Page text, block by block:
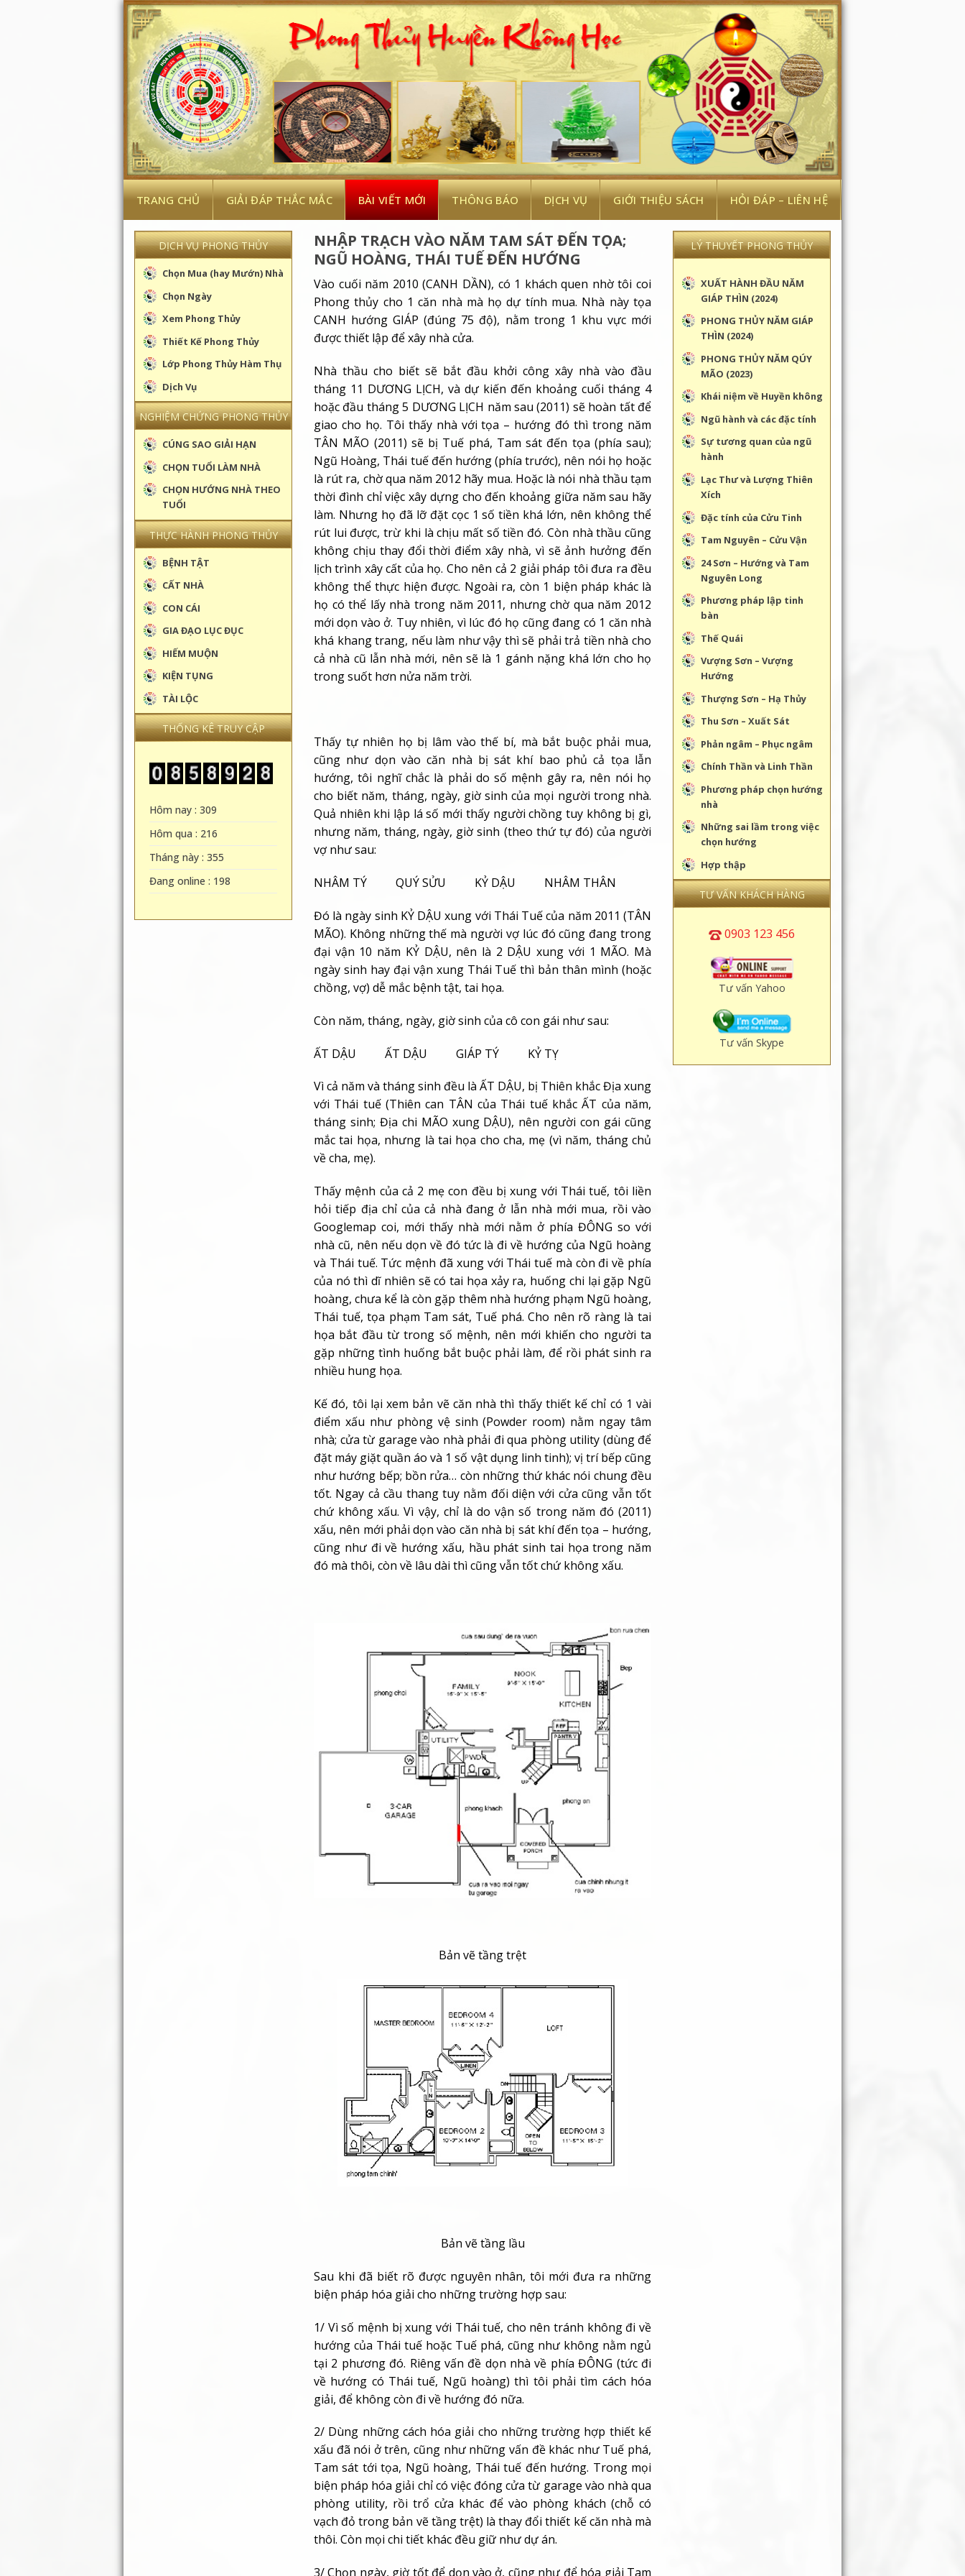
Skip
to
content
TRANG CHỦ GIẢI ĐÁP THẮC MẮC BÀI VIẾT MỚI THÔNG BÁO DỊCH VỤ GIỚI THIỆU SÁCH HỎI ĐÁP – LIÊN HỆ
DỊCH VỤ PHONG THỦY
Chọn Mua (hay Mướn) Nhà
Chọn Ngày
Xem Phong Thủy
Thiết Kế Phong Thủy
Lớp Phong Thủy Hàm Thụ
Dịch Vụ
NGHIỆM CHỨNG PHONG THỦY
CÚNG SAO GIẢI HẠN
CHỌN TUỔI LÀM NHÀ
CHỌN HƯỚNG NHÀ THEO
TUỔI
THỰC HÀNH PHONG THỦY
BỆNH TẬT
CẤT NHÀ
CON CÁI
GIA ĐẠO LỤC ĐỤC
HIẾM MUỘN
KIỆN TỤNG
TÀI LỘC
THỐNG KÊ TRUY CẬP
Hôm nay : 309
Hôm qua : 216
Tháng này : 355
Đang online : 198
NHẬP TRẠCH VÀO NĂM TAM SÁT ĐẾN TỌA;
NGŨ HOÀNG, THÁI TUẾ ĐẾN HƯỚNG
Vào cuối năm 2010 (CANH DẦN), có 1 khách quen nhờ tôi coi
Phong thủy cho 1 căn nhà mà họ dự tính mua. Nhà này tọa
CANH hướng GIÁP (đúng 75 độ), nằm trong 1 khu vực mới
được thiết lập để xây nhà cửa.
Nhà thầu cho biết sẽ bắt đầu khởi công xây nhà vào đầu
tháng 11 DƯƠNG LỊCH, và dự kiến đến khoảng cuối tháng 4
hoặc đầu tháng 5 DƯƠNG LỊCH năm sau (2011) sẽ hoàn tất để
giao cho họ. Tôi thấy nhà với tọa – hướng đó thì trong năm
TÂN MÃO (2011) sẽ bị Tuế phá, Tam sát đến tọa (phía sau);
Ngũ Hoàng, Thái tuế đến hướng (phía trước), nên nói họ hoặc
là rút ra, chờ qua năm 2012 hãy mua. Hoặc là nói nhà thầu tạm
thời đình chỉ việc xây dựng cho đến khoảng giữa năm sau hãy
làm. Nhưng họ đã lỡ đặt cọc 1 số tiền khá lớn, nên không thể
rút lui được, trừ khi là chịu mất số tiền đó. Còn nhà thầu cũng
không chịu thay đổi thời điểm xây nhà, vì sẽ ảnh hưởng đến
lịch trình xây cất của họ. Cho nên cả 2 giải pháp tôi đưa ra đều
không thể thực hiện được. Ngoài ra, còn 1 biện pháp khác là
họ có thể lấy nhà trong năm 2011, nhưng chờ qua năm 2012
mới dọn vào ở. Tuy nhiên, vì lúc đó họ cũng đang có 1 căn nhà
khá khang trang, nếu làm như vậy thì sẽ phải trả tiền nhà cho
cả nhà cũ lẫn nhà mới, nên sẽ là 1 gánh nặng khá lớn cho họ
trong suốt hơn nửa năm trời.
Thấy tự nhiên họ bị lâm vào thế bí, mà bắt buộc phải mua,
cũng như dọn vào căn nhà bị sát khí bao phủ cả tọa lẫn
hướng, tôi nghĩ chắc là phải do số mệnh gây ra, nên nói họ
cho biết năm, tháng, ngày, giờ sinh của mọi người trong nhà.
Quả nhiên khi lập lá số mới thấy người chồng tuy không bị gì,
nhưng năm, tháng, ngày, giờ sinh (theo thứ tự đó) của người
vợ như sau:
NHÂM TÝ QUÝ SỬU KỶ DẬU NHÂM THÂN
Đó là ngày sinh KỶ DẬU xung với Thái Tuế của năm 2011 (TÂN
MÃO). Không những thế mà người vợ lúc đó cũng đang trong
đại vận 10 năm KỶ DẬU, nên là 2 DẬU xung với 1 MÃO. Mà
ngày sinh hay đại vận xung Thái Tuế thì bản thân mình (hoặc
chồng, vợ) dễ mắc bệnh tật, tai họa.
Còn năm, tháng, ngày, giờ sinh của cô con gái như sau:
ẤT DẬU ẤT DẬU GIÁP TÝ KỶ TỴ
Vì cả năm và tháng sinh đều là ẤT DẬU, bị Thiên khắc Địa xung
với Thái tuế (Thiên can TÂN của Thái tuế khắc ẤT của năm,
tháng sinh; Địa chi MÃO xung DẬU), nên người con gái cũng
mắc tai họa, nhưng là tai họa cho cha, mẹ (vì năm, tháng chủ
về cha, mẹ).
Thấy mệnh của cả 2 mẹ con đều bị xung với Thái tuế, tôi liền
hỏi tiếp địa chỉ của cả nhà đang ở lẫn nhà mới mua, rồi vào
Googlemap coi, mới thấy nhà mới nằm ở phía ĐÔNG so với
nhà cũ, nên nếu dọn về đó tức là đi về hướng của Ngũ hoàng
và Thái tuế. Tức mệnh đã xung với Thái tuế mà còn đi về phía
của nó thì dĩ nhiên sẽ có tai họa xảy ra, huống chi lại gặp Ngũ
hoàng, chưa kể là còn gặp thêm nhà hướng phạm Ngũ hoàng,
Thái tuế, tọa phạm Tam sát, Tuế phá. Cho nên rõ ràng là tai
họa bắt đầu từ trong số mệnh, nên mới khiến cho người ta
gặp những tình huống bắt buộc phải làm, để rồi phát sinh ra
nhiều hung họa.
Kế đó, tôi lại xem bản vẽ căn nhà thì thấy thiết kế chỉ có 1 vài
điểm xấu như phòng vệ sinh (Powder room) nằm ngay tâm
nhà; cửa từ garage vào nhà phải đi qua phòng utility (dùng để
đặt máy giặt quần áo và 1 số vật dụng linh tinh); vị trí bếp cũng
như hướng bếp; bồn rửa… còn những thứ khác nói chung đều
tốt. Ngay cả cầu thang tuy nằm đối diện với cửa cũng vẫn tốt
chứ không xấu. Vì vậy, chỉ là do vận số trong năm đó (2011)
xấu, nên mới phải dọn vào căn nhà bị sát khí đến tọa – hướng,
cũng như đi về hướng xấu, hầu phát sinh tai họa trong năm
đó mà thôi, còn về lâu dài thì cũng vẫn tốt chứ không xấu.
Bản vẽ tầng trệt
Bản vẽ tầng lầu
Sau khi đã biết rõ được nguyên nhân, tôi mới đưa ra những
biện pháp hóa giải cho những trường hợp sau:
1/ Vì số mệnh bị xung với Thái tuế, cho nên tránh không đi về
hướng của Thái tuế hoặc Tuế phá, cũng như không nằm ngủ
tại 2 phương đó. Riêng vấn đề dọn nhà về phía ĐÔNG (tức đi
về hướng có Thái tuế, Ngũ hoàng) thì tôi phải tìm cách hóa
giải, để không còn đi về hướng đó nữa.
2/ Dùng những cách hóa giải cho những trường hợp thiết kế
xấu đã nói ở trên, cũng như những vấn đề khác như Tuế phá,
Tam sát tới tọa, Ngũ hoàng, Thái tuế đến hướng. Trong mọi
biện pháp hóa giải chỉ có việc đóng cửa từ garage vào nhà qua
phòng utility, rồi trổ cửa khác để vào phòng khách (chỗ có
vạch đỏ trong bản vẽ tầng trệt) là thay đổi thiết kế căn nhà mà
thôi. Còn mọi chi tiết khác đều giữ như dự án.
3/ Chọn ngày, giờ tốt để dọn vào ở, cũng như để hóa giải Tam
LÝ THUYẾT PHONG THỦY
XUẤT HÀNH ĐẦU NĂM
GIÁP THÌN (2024)
PHONG THỦY NĂM GIÁP
THÌN (2024)
PHONG THỦY NĂM QÚY
MÃO (2023)
Khái niệm về Huyền không
Ngũ hành và các đặc tính
Sự tương quan của ngũ
hành
Lạc Thư và Lượng Thiên
Xích
Đặc tính của Cửu Tinh
Tam Nguyên – Cửu Vận
24 Sơn – Hướng và Tam
Nguyên Long
Phương pháp lập tinh
bàn
Thế Quái
Vượng Sơn – Vượng
Hướng
Thượng Sơn – Hạ Thủy
Thu Sơn – Xuất Sát
Phản ngâm – Phục ngâm
Chính Thần và Linh Thần
Phương pháp chọn hướng
nhà
Những sai lầm trong việc
chọn hướng
Hợp thập
TƯ VẤN KHÁCH HÀNG
0903 123 456
Tư vấn Yahoo
Tư vấn Skype